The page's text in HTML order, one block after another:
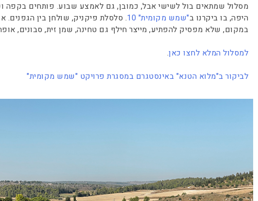
מסלול שמתאים בול לשישי אבל, כמובן, גם לאמצע שבוע. פותחים בקפה
היפה, בו ביקרנו ב"שמש מקומית" 10
. סלסלת פיקניק, שולחן בין הגפנים.
במקום, שלא מפסיק להפתיע, מייצר חילף גם טחינה, שמן זית, סבונים,
למסלול המלא לחצו כאן.
לביקור ב"מלוא הטנא" באינסטגרם במסגרת פרויקט "שמש מקומית"